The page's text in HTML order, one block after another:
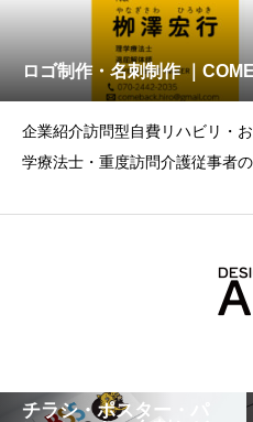
ロゴ制作・名刺制作 ｜
企業紹介訪問型自費リハビリ・
学療法士・重度訪問介護従事者
チラシ・ポスター・パ